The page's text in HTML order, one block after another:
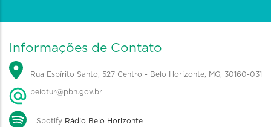
Informações de Contato
Rua Espírito Santo, 527 Centro - Belo Horizonte, MG, 30160-031
belotur@pbh.gov.br
Spotify Rádio Belo Horizonte